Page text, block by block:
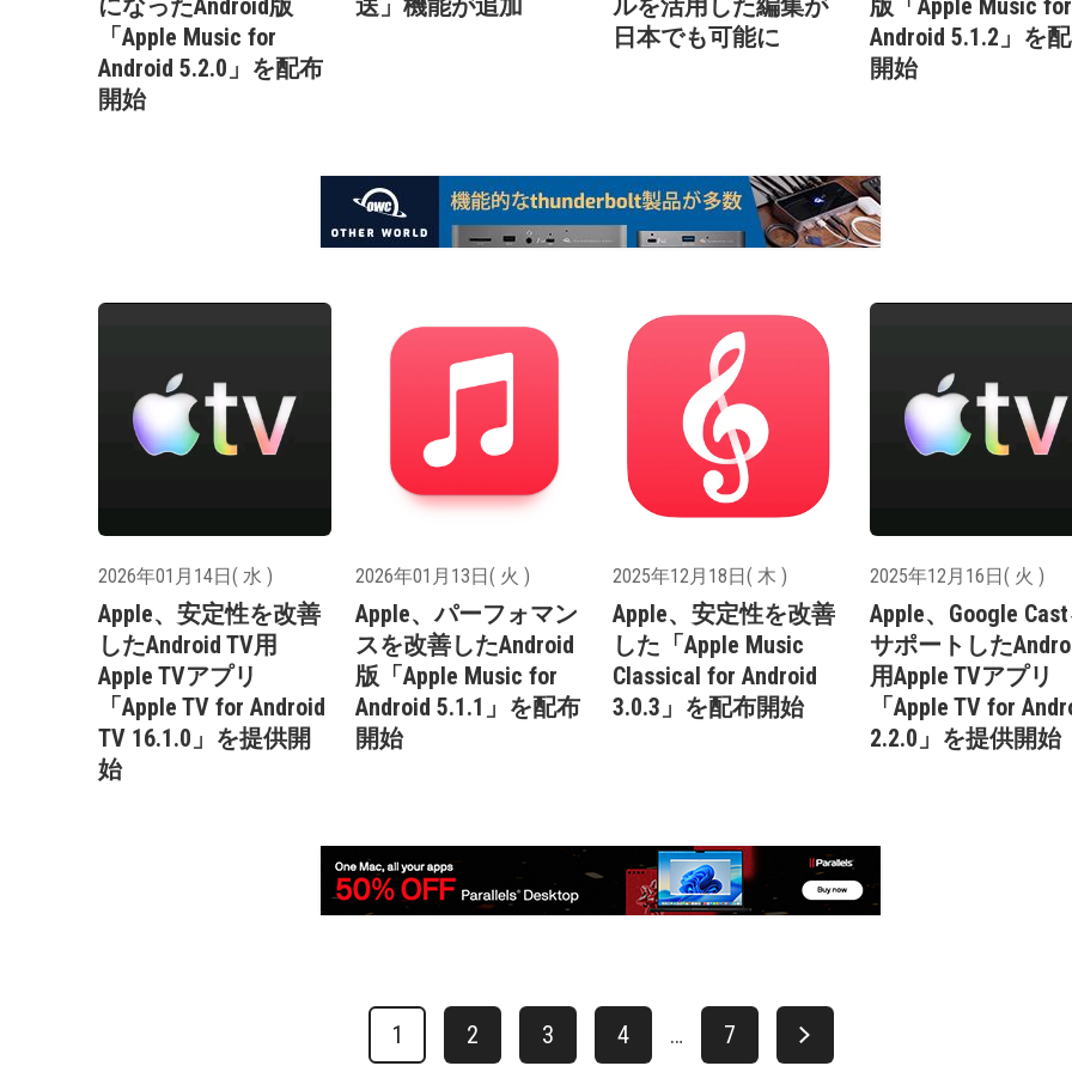
になったAndroid版
「Apple Music for
Android 5.2.0」を配布
開始
送」機能が追加
ルを活用した編集が
日本でも可能に
版「Apple Music for
Android 5.1.2」を
開始
2026年01月14日( 水 )
Apple、安定性を改善
したAndroid TV用
Apple TVアプリ
「Apple TV for Android
TV 16.1.0」を提供開
始
2026年01月13日( 火 )
Apple、パーフォマン
スを改善したAndroid
版「Apple Music for
Android 5.1.1」を配布
開始
2025年12月18日( 木 )
Apple、安定性を改善
した「Apple Music
Classical for Android
3.0.3」を配布開始
2025年12月16日( 火 )
Apple、Google
サポートした
用Apple TVアプリ
「Apple TV for
2.2.0」を提供開始
1 2 3 4 … 7